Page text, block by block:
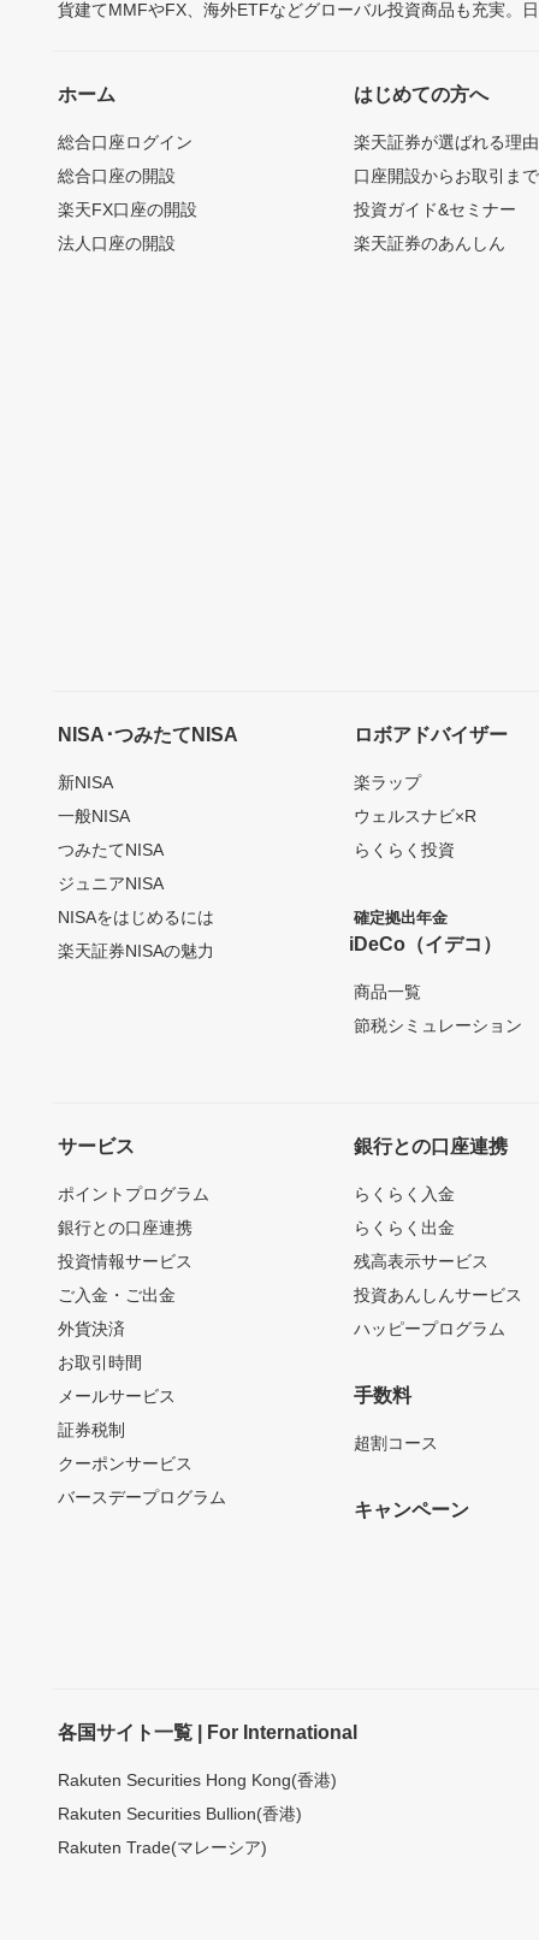
貨建てMMFやFX、海外ETFなどグローバル投資商品も充実。
ホーム
総合口座ログイン
総合口座の開設
楽天FX口座の開設
法人口座の開設
はじめての方へ
楽天証券が選ばれる理由
口座開設からお取引ま
投資ガイド&セミナー
楽天証券のあんしん
NISA･つみたてNISA
新NISA
一般NISA
つみたてNISA
ジュニアNISA
NISAをはじめるには
楽天証券NISAの魅力
ロボアドバイザー
楽ラップ
ウェルスナビ×R
らくらく投資
確定拠出年金
iDeCo（イデコ）
商品一覧
節税シミュレーション
サービス
ポイントプログラム
銀行との口座連携
投資情報サービス
ご入金・ご出金
外貨決済
お取引時間
メールサービス
証券税制
クーポンサービス
バースデープログラム
銀行との口座連携
らくらく入金
らくらく出金
残高表示サービス
投資あんしんサービス
ハッピープログラム
手数料
超割コース
キャンペーン
各国サイト一覧 | For International
Rakuten Securities Hong Kong(香港)
Rakuten Securities Bullion(香港)
Rakuten Trade(マレーシア)